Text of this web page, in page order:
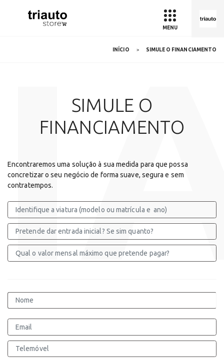
MENU
INÍCIO SIMULE O FINANCIAMENTO
SIMULE O
FINANCIAMENTO
Encontraremos uma solução à sua medida para que possa
concretizar o seu negócio de forma suave, segura e sem
contratempos.